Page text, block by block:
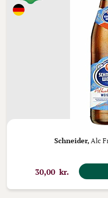
Schneider, Alc
30,00 kr.